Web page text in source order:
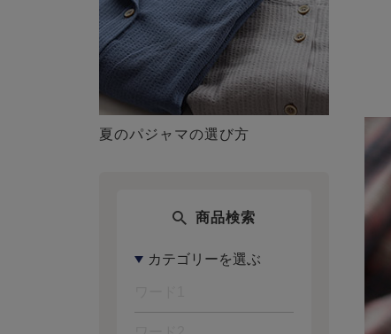
夏のパジャマの選び方
商品検索